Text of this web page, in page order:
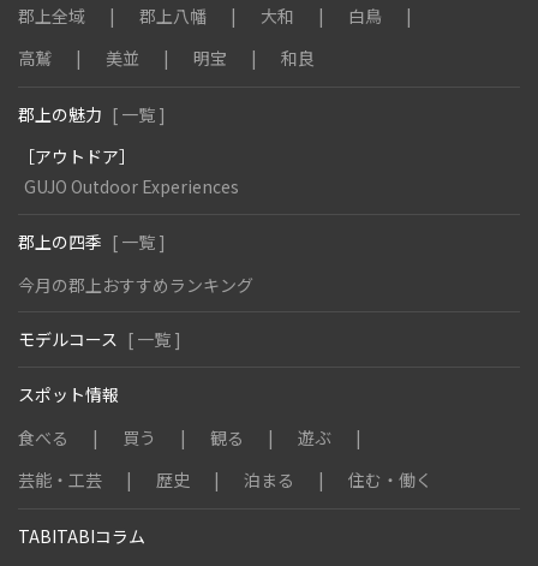
郡上全域
郡上八幡 大和
白鳥
高鷲
美並 明宝 和良
郡上の魅力 [ 一覧 ]
［アウトドア］
GUJO Outdoor Experiences
郡上の四季 [ 一覧 ]
今月の郡上おすすめランキング
モデルコース [ 一覧 ]
スポット情報
食べる
買う 観る
遊ぶ
芸能・工芸
歴史 泊まる 住む・働く
TABITABIコラム